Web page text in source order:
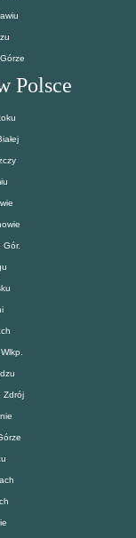
Polsce
Gór.
Zdrój